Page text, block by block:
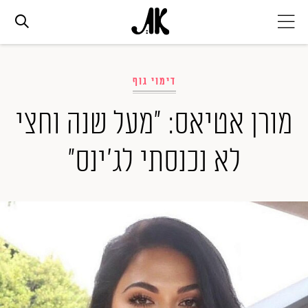
אופנה
ביוטי
סלבס
ערוצים נוספים
המגזין
דימוי גוף
מורן אטיאס: "מעל שנה וחצי
לא נכנסתי לג'ינס"